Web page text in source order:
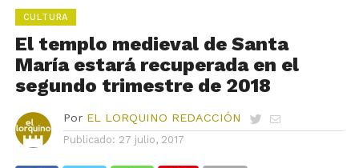
CULTURA
El templo medieval de Santa
María estará recuperada en el
segundo trimestre de 2018
Por EL LORQUINO REDACCIÓN
Publicado: 27 julio, 2017